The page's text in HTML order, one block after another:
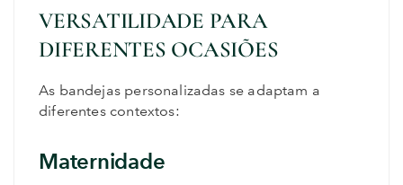
VERSATILIDADE PARA
DIFERENTES OCASIÕES
As bandejas personalizadas se adaptam a
diferentes contextos:
Maternidade